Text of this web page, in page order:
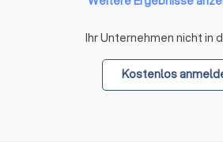
Ihr Unternehmen nicht in
Kostenlos